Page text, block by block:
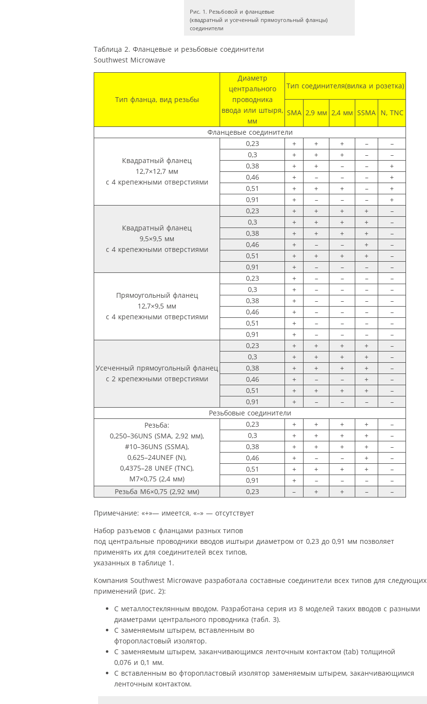
Рис. 1. Резьбовой и фланцевые
(квадратный и усеченный прямоугольный фланцы)
соединители
Таблица 2. Фланцевые и резьбовые соединители
Southwest Microwave
Тип фланца, вид резьбы
Диаметр
центрального
проводника
ввода или штыря,
мм
Тип соединителя(вилка и розетка)
SMA 2,9 мм 2,4 мм SSMA N, TNC
Фланцевые соединители
Квадратный фланец
12,7×12,7 мм
с 4 крепежными отверстиями
0,23 + + + –
–
0,3
+ + + –
–
0,38
+ + – –
+
0,46
+ – – –
+
0,51
+ + + –
+
0,91
+ – – – +
Квадратный фланец
9,5×9,5 мм
с 4 крепежными отверстиями
0,23 + + + +
–
0,3
+ + + +
–
0,38
+ + + +
–
0,46
+ – – +
–
0,51
+ + + +
–
0,91
+ – – – –
Прямоугольный фланец
12,7×9,5 мм
с 4 крепежными отверстиями
0,23 + – – –
–
0,3
+ – – –
–
0,38
+ – – –
–
0,46
+ – – –
–
0,51
+ – – –
–
0,91
+ – – – –
Усеченный прямоугольный фланец
с 2 крепежными отверстиями
0,23 + + + +
–
0,3
+ + + +
–
0,38
+ + + +
–
0,46
+ – – +
–
0,51
+ + + +
–
0,91
+ – – –
–
Резьбовые соединители
Резьба:
0,250–36UNS (SMA, 2,92 мм),
#10–36UNS (SSMA),
0,625–24UNEF (N),
0,4375–28 UNEF (TNC),
М7×0,75 (2,4 мм)
0,23 + + + +
–
0,3
+ + + +
–
0,38
+ + + +
–
0,46
+ – – +
–
0,51
+ + + +
–
0,91
+ – – –
–
Резьба М6×0,75 (2,92 мм)
0,23 – + + – –
Примечание: «+»— имеется, «–» — отсутствует
Набор разъемов с фланцами разных типов
под центральные проводники вводов иштыри диаметром от 0,23 до 0,91 мм позволяет
применять их для соединителей всех типов,
указанных в таблице 1.
Компания Southwest Microwave разработала составные соединители всех типов для следующих
применений (рис. 2):
С металлостеклянным вводом. Разработана серия из 8 моделей таких вводов с разными
диаметрами центрального проводника (табл. 3).
С заменяемым штырем, вставленным во
фторопластовый изолятор.
С заменяемым штырем, заканчивающимся ленточным контактом (tab) толщиной
0,076 и 0,1 мм.
С вставленным во фторопластовый изолятор заменяемым штырем, заканчивающимся
ленточным контактом.